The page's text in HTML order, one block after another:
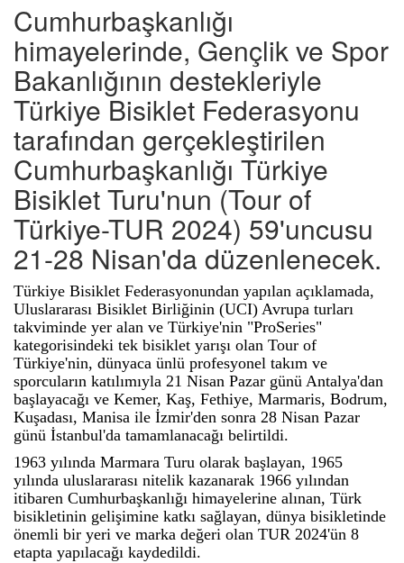
Cumhurbaşkanlığı
himayelerinde, Gençlik ve Spor
Bakanlığının destekleriyle
Türkiye Bisiklet Federasyonu
tarafından gerçekleştirilen
Cumhurbaşkanlığı Türkiye
Bisiklet Turu'nun (Tour of
Türkiye-TUR 2024) 59'uncusu
21-28 Nisan'da düzenlenecek.
Türkiye Bisiklet Federasyonundan yapılan açıklamada,
Uluslararası Bisiklet Birliğinin (UCI) Avrupa turları
takviminde yer alan ve Türkiye'nin "ProSeries"
kategorisindeki tek bisiklet yarışı olan Tour of
Türkiye'nin, dünyaca ünlü profesyonel takım ve
sporcuların katılımıyla 21 Nisan Pazar günü Antalya'dan
başlayacağı ve Kemer, Kaş, Fethiye, Marmaris, Bodrum,
Kuşadası, Manisa ile İzmir'den sonra 28 Nisan Pazar
günü İstanbul'da tamamlanacağı belirtildi.
1963 yılında Marmara Turu olarak başlayan, 1965
yılında uluslararası nitelik kazanarak 1966 yılından
itibaren Cumhurbaşkanlığı himayelerine alınan, Türk
bisikletinin gelişimine katkı sağlayan, dünya bisikletinde
önemli bir yeri ve marka değeri olan TUR 2024'ün 8
etapta yapılacağı kaydedildi.